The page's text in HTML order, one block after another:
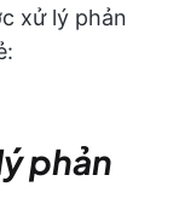
xử lý phản
phản